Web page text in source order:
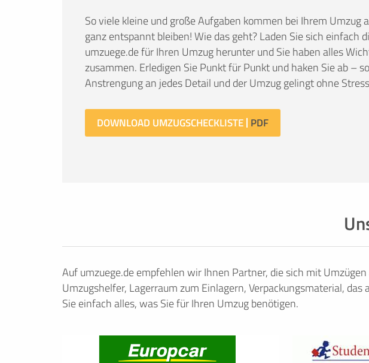
So viele kleine und große Aufgaben kommen bei Ihrem Umzug
ganz entspannt bleiben! Wie das geht? Laden Sie sich einfach
umzuege.de für Ihren Umzug herunter und Sie haben alles
zusammen. Erledigen Sie Punkt für Punkt und haken Sie ab –
Anstrengung an jedes Detail und der Umzug gelingt ohne
DOWNLOAD UMZUGSCHECKLISTE
Auf umzuege.de empfehlen wir Ihnen Partner, die sich mit
Umzugshelfer, Lagerraum zum Einlagern, Verpackungsmaterial,
Sie einfach alles, was Sie für Ihren Umzug benötigen.